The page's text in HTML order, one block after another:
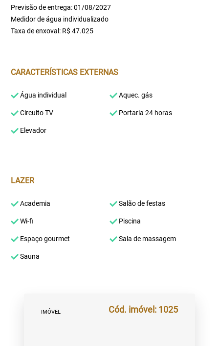
Previsão de entrega: 01/08/2027
Medidor de água individualizado
Taxa de enxoval: R$ 47.025
CARACTERÍSTICAS EXTERNAS
Água individual Aquec. gás
Circuito TV Portaria 24 horas
Elevador
LAZER
Academia Salão de festas
Wi-fi Piscina
Espaço gourmet Sala de massagem
Sauna
IMÓVEL Cód. imóvel: 1025